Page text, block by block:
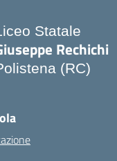
Statale
Rechichi
(RC)